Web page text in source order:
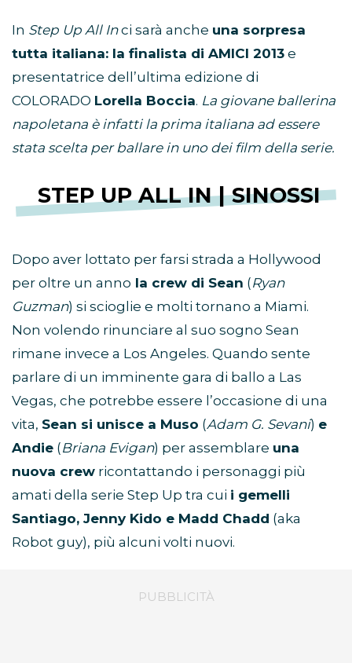
In Step Up All Inci sarà anche una sorpresa
tutta italiana: la finalista di AMICI 2013 e
presentatrice dell’ultima edizione di
COLORADO Lorella Boccia. La giovane ballerina
napoletana è infatti la prima italiana ad essere
stata scelta per ballare in uno dei film della serie.
STEP UP ALL IN | SINOSSI
Dopo aver lottato per farsi strada a Hollywood
per oltre un anno la crew di Sean (Ryan
Guzman) si scioglie e molti tornano a Miami.
Non volendo rinunciare al suo sogno Sean
rimane invece a Los Angeles. Quando sente
parlare di un imminente gara di ballo a Las
Vegas, che potrebbe essere l’occasione di una
vita, Sean si unisce a Muso (Adam G. Sevani) e
Andie (Briana Evigan) per assemblare una
nuova crew ricontattando i personaggi più
amati della serie Step Up tra cui i gemelli
Santiago, Jenny Kido e Madd Chadd (aka
Robot guy), più alcuni volti nuovi.